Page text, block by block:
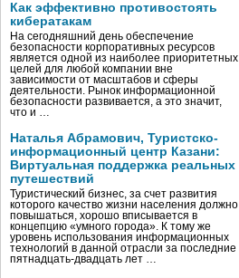
Как эффективно противостоять
кибератакам
На сегодняшний день обеспечение
безопасности корпоративных ресурсов
является одной из наиболее приоритетных
целей для любой компании вне
зависимости от масштабов и сферы
деятельности. Рынок информационной
безопасности развивается, а это значит,
что и …
Наталья Абрамович, Туристско-
информационный центр Казани:
Виртуальная поддержка реальных
путешествий
Туристический бизнес, за счет развития
которого качество жизни населения должно
повышаться, хорошо вписывается в
концепцию «умного города». К тому же
уровень использования информационных
технологий в данной отрасли за последние
пятнадцать-двадцать лет …